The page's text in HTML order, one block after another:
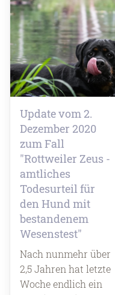
Update vom 2.
Dezember 2020
zum Fall
"Rottweiler Zeus -
amtliches
Todesurteil für
den Hund mit
bestandenem
Wesenstest"
Nach nunmehr über
2,5 Jahren hat letzte
Woche endlich ein